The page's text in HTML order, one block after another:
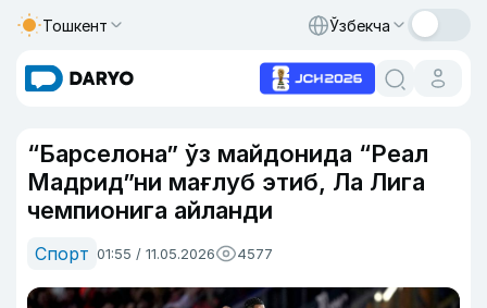
Тошкент Ўзбекча
“Барселона” ўз майдонида “Реал
Мадрид”ни мағлуб этиб, Ла Лига
чемпионига айланди
Спорт 01:55 / 11.05.2026 4577